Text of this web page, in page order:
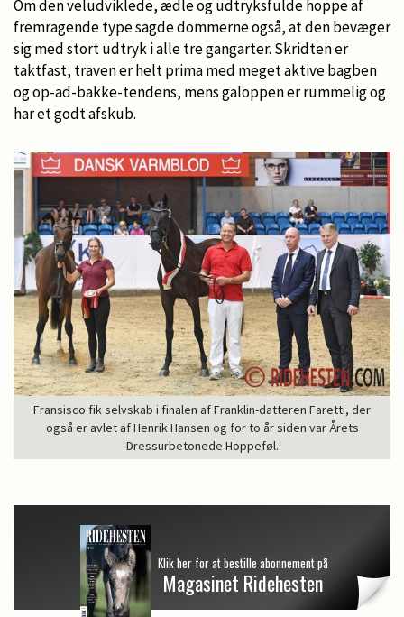
Om den veludviklede, ædle og udtryksfulde hoppe af
fremragende type sagde dommerne også, at den bevæger
sig med stort udtryk i alle tre gangarter. Skridten er
taktfast, traven er helt prima med meget aktive bagben
og op-ad-bakke-tendens, mens galoppen er rummelig og
har et godt afskub.
Fransisco fik selvskab i finalen af Franklin-datteren Faretti, der
også er avlet af Henrik Hansen og for to år siden var Årets
Dressurbetonede Hoppeføl.
Klik her for at bestille abonnement på
Magasinet Ridehesten